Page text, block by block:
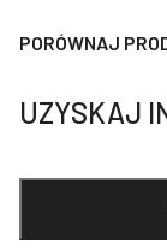
młota
160S
PORÓWNAJ
UZYSKAJ